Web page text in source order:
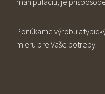
Ponúkame výrobu
mieru pre Vaše potreby.